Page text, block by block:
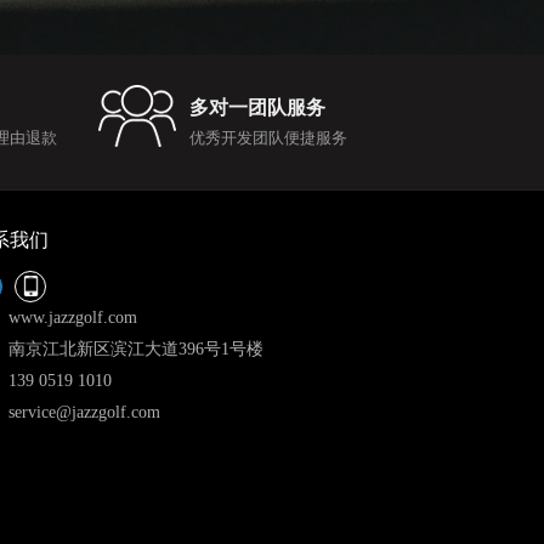
由退款
多对一团队服务
优秀开发团队便捷服务
我们
www.jazzgolf.com
南京江北新区滨江大道396号1号楼
139 0519 1010
service@jazzgolf.com